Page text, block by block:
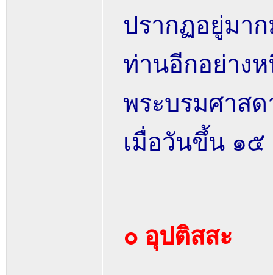
ปรากฏอยู่มา
ท่านอีกอย่าง
พระบรมศาส
เมื่อวันขึ้น ๑๕
๐ อุปติสสะ